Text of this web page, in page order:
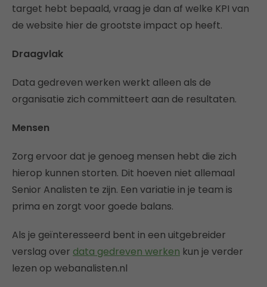
target hebt bepaald, vraag je dan af welke KPI van
de website hier de grootste impact op heeft.
Draagvlak
Data gedreven werken werkt alleen als de
organisatie zich committeert aan de resultaten.
Mensen
Zorg ervoor dat je genoeg mensen hebt die zich
hierop kunnen storten. Dit hoeven niet allemaal
Senior Analisten te zijn. Een variatie in je team is
prima en zorgt voor goede balans.
Als je geïnteresseerd bent in een uitgebreider
verslag over data gedreven werken kun je verder
lezen op webanalisten.nl